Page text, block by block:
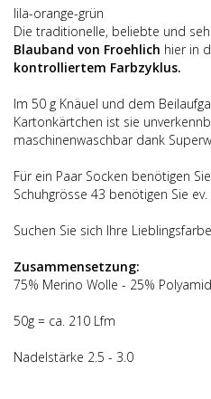
lila-orange-grün
Die traditionelle, beliebte und
Blauband von Froehlich hier in
kontrolliertem Farbzyklus.
Im 50 g Knäuel und dem
Kartonkärtchen ist sie
maschinenwaschbar dank
Für ein Paar Socken benötigen
Schuhgrösse 43 benötigen Sie
Suchen Sie sich Ihre
Zusammensetzung:
75% Merino Wolle - 25% Polyamid
50g = ca. 210 Lfm
Nadelstärke 2.5 - 3.0